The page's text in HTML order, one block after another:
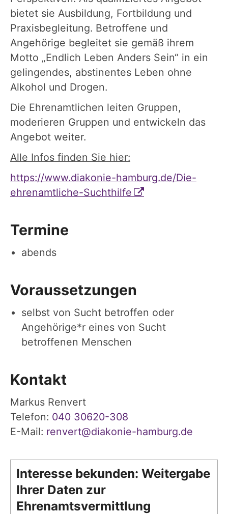
bietet sie Ausbildung, Fortbildung und
Praxisbegleitung. Betroffene und
Angehörige begleitet sie gemäß ihrem
Motto „Endlich Leben Anders Sein“ in ein
gelingendes, abstinentes Leben ohne
Alkohol und Drogen.
Die Ehrenamtlichen leiten Gruppen,
moderieren Gruppen und entwickeln das
Angebot weiter.
Alle Infos finden Sie hier:
https://www.diakonie-hamburg.de/Die-
ehrenamtliche-Suchthilfe
Termine
abends
Voraussetzungen
selbst von Sucht betroffen oder
Angehörige*r eines von Sucht
betroffenen Menschen
Kontakt
Markus Renvert
Telefon: 040 30620-308
E-Mail: renvert@diakonie-hamburg.de
Interesse bekunden: Weitergabe
Ihrer Daten zur
Ehrenamtsvermittlung